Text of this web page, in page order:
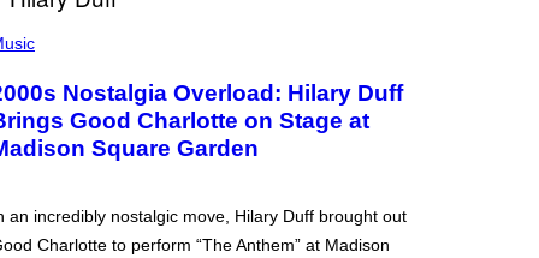
Nostalgia Overload: Hilary Duff
Good Charlotte on Stage at
Square Garden
an incredibly nostalgic move, Hilary Duff brought out
Charlotte to perform “The Anthem” at Madison